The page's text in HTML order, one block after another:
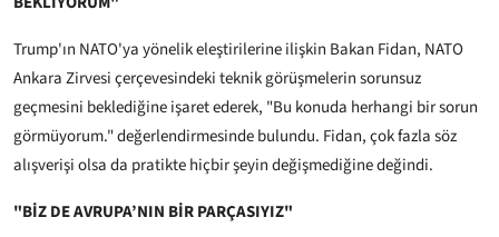
Trump'ın NATO'ya yönelik eleştirilerine ilişkin Bakan Fidan, NATO
Ankara Zirvesi çerçevesindeki teknik görüşmelerin sorunsuz
geçmesini beklediğine işaret ederek, "Bu konuda herhangi bir sorun
görmüyorum." değerlendirmesinde bulundu. Fidan, çok fazla söz
alışverişi olsa da pratikte hiçbir şeyin değişmediğine değindi.
"BİZ DE AVRUPA’NIN BİR PARÇASIYIZ"